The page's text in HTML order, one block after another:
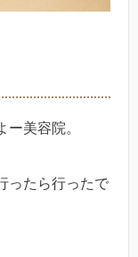
ー美容院。
ったら行ったで